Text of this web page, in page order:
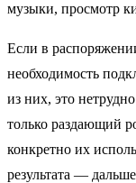
музыки, просмотр
Если в
необходимость
из них, это
только раздающий
конкретно их
результата — дальше